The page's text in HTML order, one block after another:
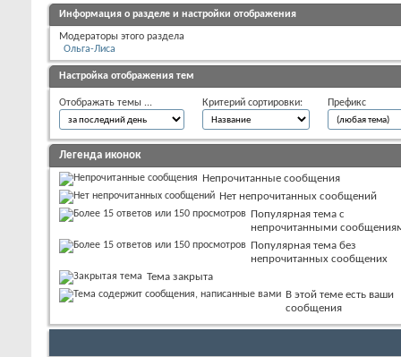
Информация о разделе и настройки отображения
Модераторы этого раздела
Ольга-Лиса
Настройка отображения тем
Отображать темы ... Критерий сортировки: Префикс
Легенда иконок
Непрочитанные сообщения
Нет непрочитанных сообщений
Популярная тема с
непрочитанными
Популярная тема без
непрочитанных сообщених
Тема закрыта
В этой теме есть ваши
сообщения